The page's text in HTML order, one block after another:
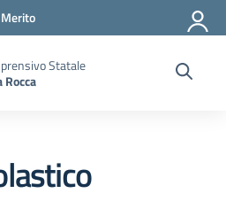
Statale